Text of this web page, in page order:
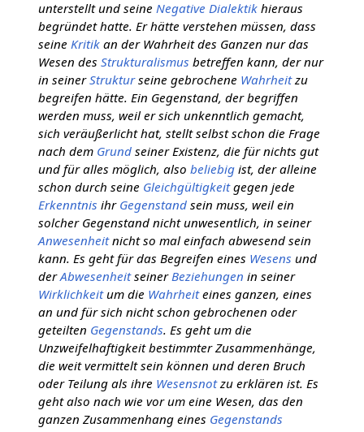
unterstellt und seine Negative Dialektikhieraus
begründet hatte. Er hätte verstehen müssen, dass
seine Kritikan der Wahrheit des Ganzen nur das
Wesen des Strukturalismus betreffen kann, der nur
in seinerStrukturseine gebrochene Wahrheitzu
begreifen hätte. Ein Gegenstand, der begriffen
werden muss, weil er sich unkenntlich gemacht,
sich veräußerlicht hat, stellt selbst schon die Frage
nach dem Grundseiner Existenz, die für nichts gut
und für alles möglich, also beliebigist, der alleine
schon durch seine Gleichgültigkeitgegen jede
Erkenntnis ihr Gegenstandsein muss, weil ein
solcher Gegenstand nicht unwesentlich, in seiner
Anwesenheitnicht so mal einfach abwesend sein
kann. Es geht für das Begreifen eines Wesens und
derAbwesenheitseiner Beziehungen in seiner
Wirklichkeitum die Wahrheiteines ganzen, eines
an und für sich nicht schon gebrochenen oder
geteilten Gegenstands. Es geht um die
Unzweifelhaftigkeit bestimmter Zusammenhänge,
die weit vermittelt sein können und deren Bruch
oder Teilung als ihre Wesensnotzu erklären ist. Es
geht also nach wie vor um eine Wesen, das den
ganzen Zusammenhang eines Gegenstands